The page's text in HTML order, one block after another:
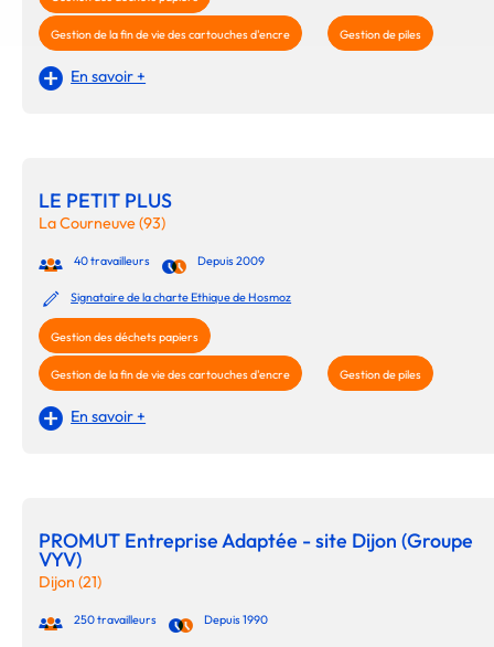
Gestion de la fin de vie des cartouches d'encre Gestion de piles
En savoir +
LE PETIT PLUS
La Courneuve (93)
40 travailleurs Depuis 2009
Signataire de la charte Ethique de Hosmoz
Gestion des déchets papiers
Gestion de la fin de vie des cartouches d'encre Gestion de piles
En savoir +
PROMUT Entreprise Adaptée - site Dijon (Groupe
VYV)
Dijon (21)
250 travailleurs Depuis 1990